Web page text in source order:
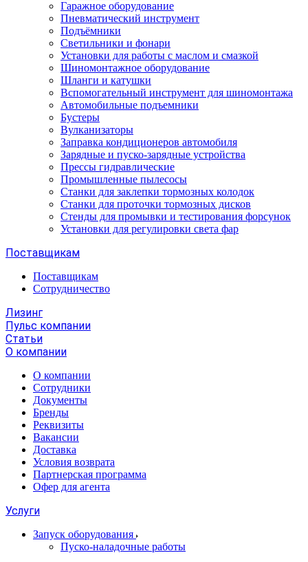
Гаражное оборудование
Пневматический инструмент
Подъёмники
Светильники и фонари
Установки для работы с маслом и смазкой
Шиномонтажное оборудование
Шланги и катушки
Вспомогательный инструмент для шиномонтажа
Автомобильные подъемники
Бустеры
Вулканизаторы
Заправка кондиционеров автомобиля
Зарядные и пуско-зарядные устройства
Прессы гидравлические
Промышленные пылесосы
Станки для заклепки тормозных колодок
Станки для проточки тормозных дисков
Стенды для промывки и тестирования форсунок
Установки для регулировки света фар
Поставщикам
Поставщикам
Сотрудничество
Лизинг
Пульс компании
Статьи
О компании
О компании
Сотрудники
Документы
Бренды
Реквизиты
Вакансии
Доставка
Условия возврата
Партнерская программа
Офер для агента
Услуги
Запуск оборудования
Пуско-наладочные работы